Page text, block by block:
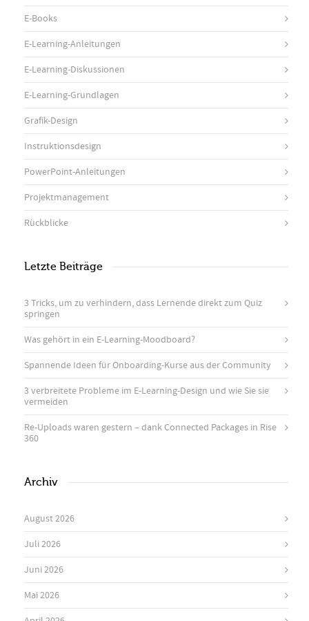
E-Books
E-Learning-Anleitungen
E-Learning-Diskussionen
E-Learning-Grundlagen
Grafik-Design
Instruktionsdesign
PowerPoint-Anleitungen
Projektmanagement
Rückblicke
Letzte Beiträge
3 Tricks, um zu verhindern, dass Lernende direkt zum Quiz
springen
Was gehört in ein E-Learning-Moodboard?
Spannende Ideen für Onboarding-Kurse aus der Community
3 verbreitete Probleme im E-Learning-Design und wie Sie sie
vermeiden
Re-Uploads waren gestern – dank Connected Packages in Rise
360
Archiv
August 2026
Juli 2026
Juni 2026
Mai 2026